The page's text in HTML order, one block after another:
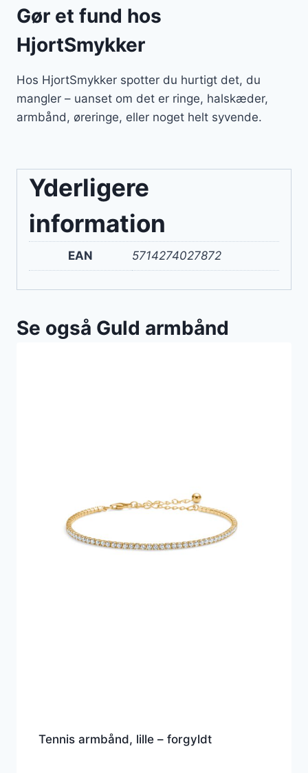
Gør et fund hos
HjortSmykker
Hos HjortSmykker spotter du hurtigt det, du
mangler – uanset om det er ringe, halskæder,
armbånd, øreringe, eller noget helt syvende.
Yderligere
information
EAN 5714274027872
Se også Guld armbånd
Tennis armbånd, lille – forgyldt